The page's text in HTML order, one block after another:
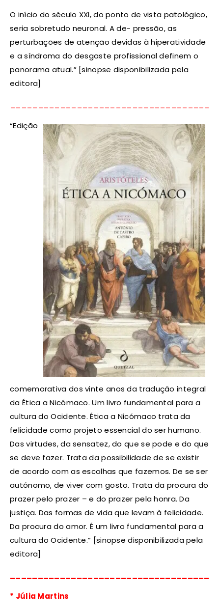
O início do século XXI, do ponto de vista patológico,
seria sobretudo neuronal. A de- pressão, as
perturbações de atenção devidas à hiperatividade
e a síndroma do desgaste profissional definem o
panorama atual.” [sinopse disponibilizada pela
editora]
“Edição
comemorativa dos vinte anos da tradução integral
da Ética a Nicómaco. Um livro fundamental para a
cultura do Ocidente. Ética a Nicómaco trata da
felicidade como projeto essencial do ser humano.
Das virtudes, da sensatez, do que se pode e do que
se deve fazer. Trata da possibilidade de se existir
de acordo com as escolhas que fazemos. De se ser
autónomo, de viver com gosto. Trata da procura do
prazer pelo prazer – e do prazer pela honra. Da
justiça. Das formas de vida que levam à felicidade.
Da procura do amor. É um livro fundamental para a
cultura do Ocidente.” [sinopse disponibilizada pela
editora]
* Júlia Martins